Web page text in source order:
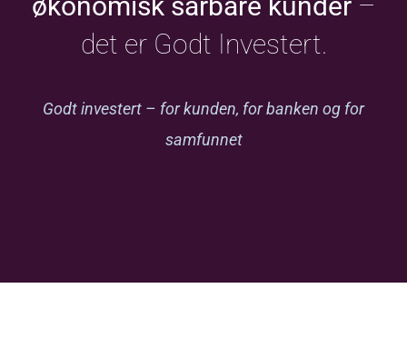
Hvem er vi
det er Godt Investert.
Godt investert – for kunden, for banken og for
samfunnet